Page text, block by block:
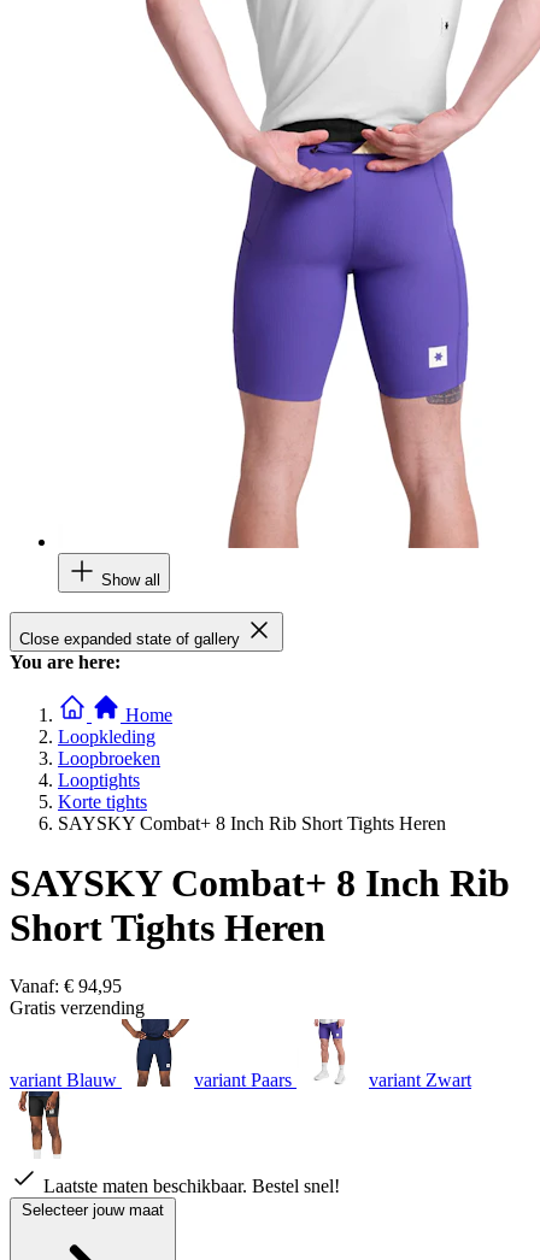
Show all
Close expanded state of gallery
You are here:
Home
Loopkleding
Loopbroeken
Looptights
Korte tights
SAYSKY Combat+ 8 Inch Rib Short Tights Heren
SAYSKY Combat+ 8 Inch Rib
Short Tights Heren
Vanaf: € 94,95
Gratis verzending
variant Blauw variant Paars variant Zwart
Laatste maten beschikbaar. Bestel snel!
Selecteer jouw maat